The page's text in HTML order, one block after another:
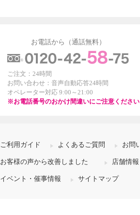
お電話から（通話無料）
ご注文：24時間
お問い合わせ：音声自動応答24時間
オペレーター対応 9:00～21:00
※お電話番号のおかけ間違いにご注意ください
ご利用ガイド よくあるご質問 お問
お客様の声から改善しました 店舗情報
イベント・催事情報 サイトマップ